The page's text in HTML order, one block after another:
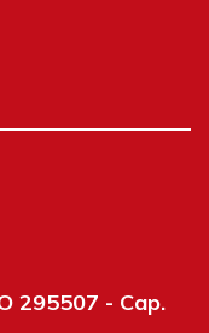
295507 - Cap.